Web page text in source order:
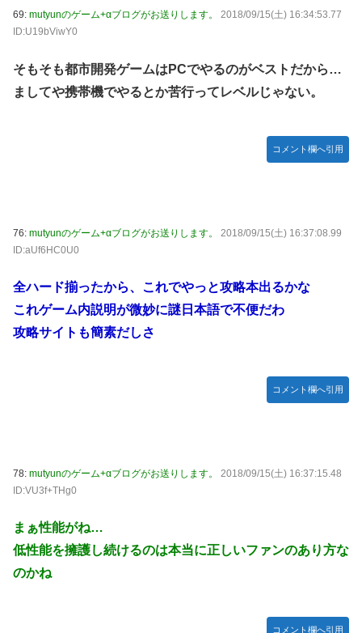
69: mutyunのゲーム+αブログがお送りします。
2018/09/15(土) 16:34:53.77
ID:U19bViwY0
そもそも都市開発ゲームはPCでやるのがベストだから…
ましてや携帯機でやるとか苦行ってレベルじゃない。
コメント欄へ引用
76: mutyunのゲーム+αブログがお送りします。
2018/09/15(土) 16:37:08.99
ID:aUf6HC0U0
全ハード揃ったから、これでやっと攻略本出るかな
これゲーム内説明が微妙に謎日本語で不便だわ
攻略サイトも簡素だしさ
コメント欄へ引用
78: mutyunのゲーム+αブログがお送りします。
2018/09/15(土) 16:37:15.48
ID:VU3f+THg0
まぁ性能がね…
低性能を擁護し続けるのは本当に正しいファンのあり方な
のかね
コメント欄へ引用